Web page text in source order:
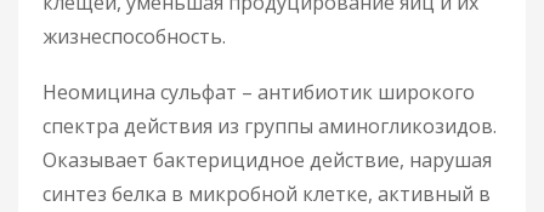
жизнеспособность.
Неомицина сульфат – антибиотик широкого
спектра действия из группы аминогликозидов.
Оказывает бактерицидное действие, нарушая
синтез белка в микробной клетке, активный в